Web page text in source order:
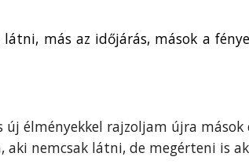
más az időjárás, mások a
élményekkel rajzoljam újra
aki nemcsak látni, de megérteni is